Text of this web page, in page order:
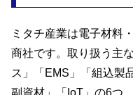
ミタチ産業は電子材料
商社です。取り扱う主
ス」「EMS」「組込製
副資材」「IoT」の6つ